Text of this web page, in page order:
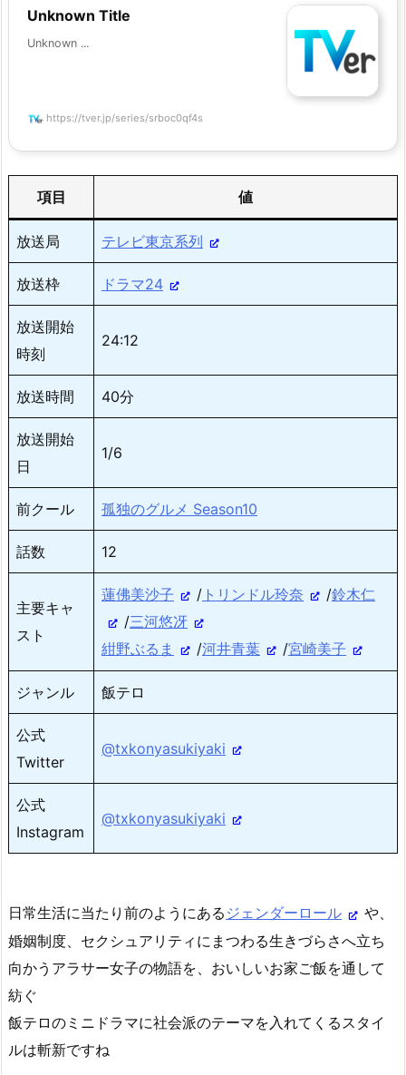
Unknown Title
Unknown ...
https://tver.jp/series/srboc0qf4s
項目 値
放送局 テレビ東京系列
放送枠 ドラマ24
放送開始
時刻
24:12
放送時間 40分
放送開始
日
1/6
前クール 孤独のグルメ Season10
話数 12
主要キャ
スト
蓮佛美沙子 / トリンドル玲奈 /鈴木仁
/三河悠冴
紺野ぶるま
/河井青葉 /宮崎美子
ジャンル 飯テロ
公式
Twitter
@txkonyasukiyaki
公式
Instagram
@txkonyasukiyaki
日常生活に当たり前のようにある ジェンダーロール
や、
婚姻制度、セクシュアリティにまつわる生きづらさへ立ち
向かうアラサー女子の物語を、おいしいお家ご飯を通して
紡ぐ
飯テロのミニドラマに社会派のテーマを入れてくるスタイ
ルは斬新ですね